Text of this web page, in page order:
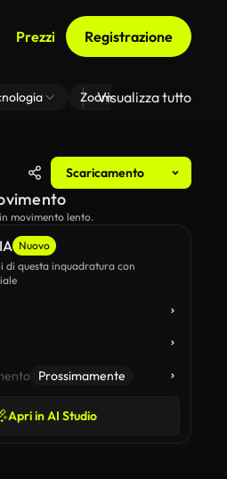
Prezzi Registrazione
Zoom Di Sfondo Virtuale
Visualizza tutto
Scaricamento
Nuovo
di questa inquadratura con
Prossimamente
Apri in AI Studio
movimento lento.